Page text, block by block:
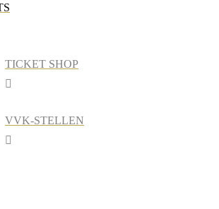
TICKET SHOP
VVK-STELLEN